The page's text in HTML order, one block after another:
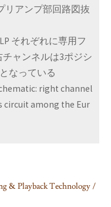
リアンプ部回路図抜
それぞれに専用フ
チャンネルは3ポジシ
なっている
right channel
circuit among the Eur
& Playback Technology /